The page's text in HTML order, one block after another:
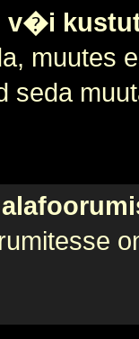
v�i
muutes